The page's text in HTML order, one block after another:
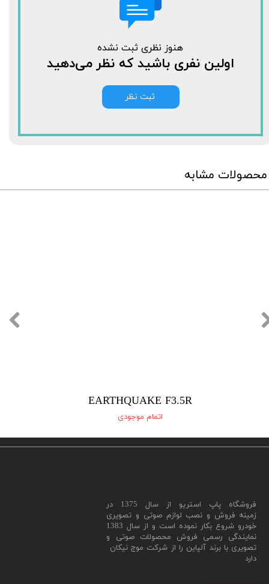
هنوز نظری ثبت نشده
اولین نفری باشید که نظر می‌دهید
ثبت نظر
محصولات مشابه
EARTHQUAKE F3.5R
اتمام موجودی
​فروشگاه پاپ استریو از سال 1375 در
زمینه فروش و نصب لوازم صوتی و تصویری
خودرو شروع بکار نموده است و از سال 1383
نمایندگی رسمی فروش محصولات صوتی و
تصویری با برند آلپاین را از شرکت موج نیکان
دارد